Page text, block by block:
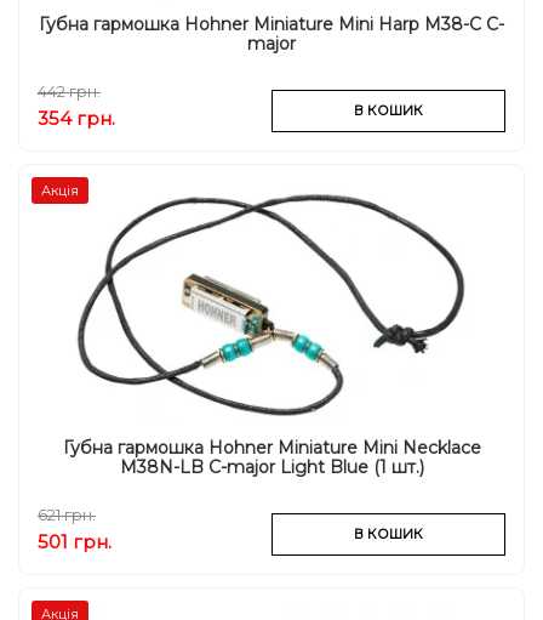
Губна гармошка Hohner Miniature Mini Harp M38-C C-
major
442 грн.
354 грн. В КОШИК
Акція
Губна гармошка Hohner Miniature Mini Necklace
M38N-LB C-major Light Blue (1 шт.)
621 грн.
501 грн. В КОШИК
Акція